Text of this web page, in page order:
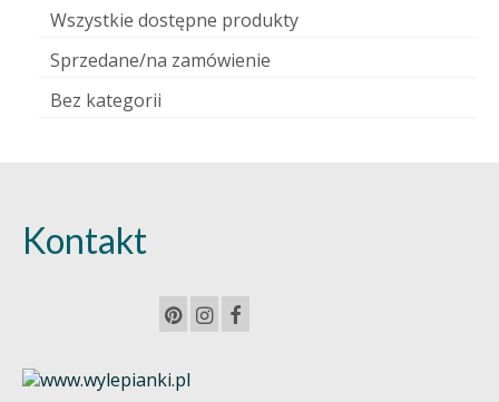
Wszystkie dostępne produkty
Sprzedane/na zamówienie
Bez kategorii
Kontakt